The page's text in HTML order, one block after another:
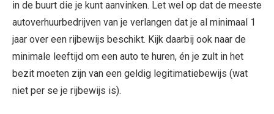
in de buurt die je kunt aanvinken. Let wel op dat de meeste
autoverhuurbedrijven van je verlangen dat je al minimaal 1
jaar over een rijbewijs beschikt. Kijk daarbij ook naar de
minimale leeftijd om een auto te huren, én je zult in het
bezit moeten zijn van een geldig legitimatiebewijs (wat
niet per se je rijbewijs is).